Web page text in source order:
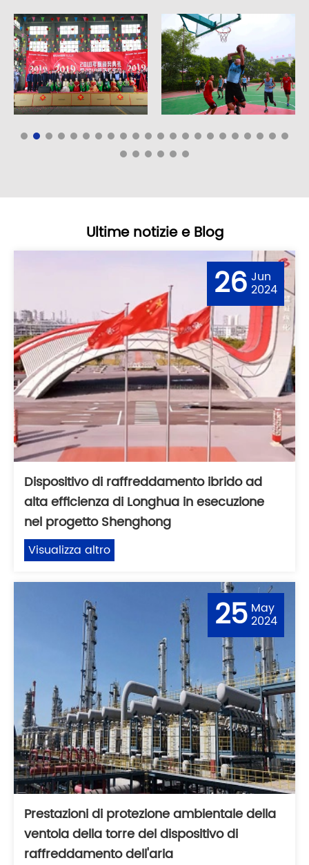
Ultime notizie e Blog
26 Jun
2024
Dispositivo di raffreddamento ibrido ad
alta efficienza di Longhua in esecuzione
nel progetto Shenghong
Visualizza altro
25 May
2024
Prestazioni di protezione ambientale della
ventola della torre del dispositivo di
raffreddamento dell'aria